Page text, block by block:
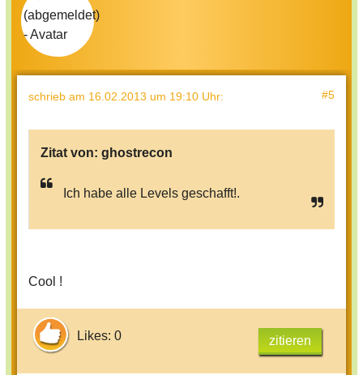
schrieb am 16.02.2013 um 19:10 Uhr: #5
Zitat von: ghostrecon
Ich habe alle Levels geschafft!.
Cool !
Likes: 0 zitieren